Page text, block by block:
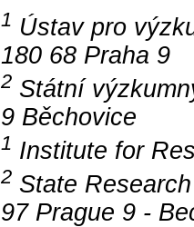
1 Ústav pro
180 68 Praha 9
2 Státní
9 Běchovice
1 Institute for
2 State
97 Prague 9 -